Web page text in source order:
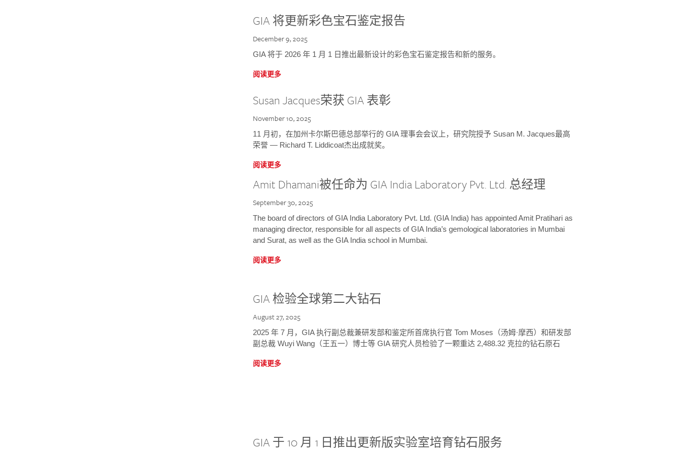
GIA 将更新彩色宝石鉴定报告
December 9, 2025
GIA 将于 2026 年 1 月 1 日推出最新设计的彩色宝石鉴定报告和新的服务。
阅读更多
Susan Jacques荣获 GIA 表彰
November 10, 2025
11 月初，在加州卡尔斯巴德总部举行的 GIA 理事会会议上，研究院授予 Susan M. Jacques最高
荣誉 — Richard T. Liddicoat杰出成就奖。
阅读更多
Amit Dhamani被任命为 GIA India Laboratory Pvt. Ltd. 总经理
September 30, 2025
The board of directors of GIA India Laboratory Pvt. Ltd. (GIA India) has appointed Amit Pratihari as
managing director, responsible for all aspects of GIA India’s gemological laboratories in Mumbai
and Surat, as well as the GIA India school in Mumbai.
阅读更多
GIA 检验全球第二大钻石
August 27, 2025
2025 年 7 月，GIA 执行副总裁兼研发部和鉴定所首席执行官 Tom Moses（汤姆·摩西）和研发部
副总裁 Wuyi Wang（王五一）博士等 GIA 研究人员检验了一颗重达 2,488.32 克拉的钻石原石
阅读更多
GIA 于 10 月 1 日推出更新版实验室培育钻石服务